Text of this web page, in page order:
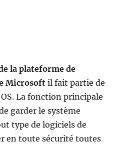
la plateforme de
Microsoftil fait partie de
La fonction principale
garder le système
type de logiciels de
en toute sécurité toutes